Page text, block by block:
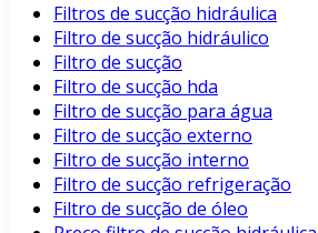
Filtros de sucção hidráulica
Filtro de sucção hidráulico
Filtro de sucção
Filtro de sucção hda
Filtro de sucção para água
Filtro de sucção externo
Filtro de sucção interno
Filtro de sucção refrigeração
Filtro de sucção de óleo